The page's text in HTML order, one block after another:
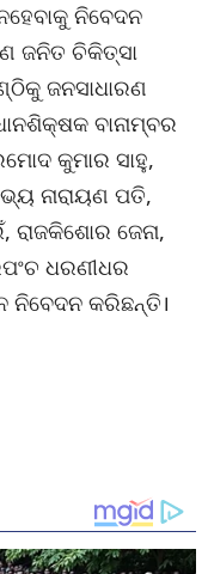
ନିବେଦନ
ଜନିତ ଚିକିତ୍ସା
ଜନସାଧାରଣ
ବାନାମ୍ବର
କୁମାର ସାହୁ,
ନାରାୟଣ ପତି,
ରାଜକିଶୋର ଜେନା,
ଧରଣୀଧର
ନିବେଦନ କରିଛନ୍ତି।